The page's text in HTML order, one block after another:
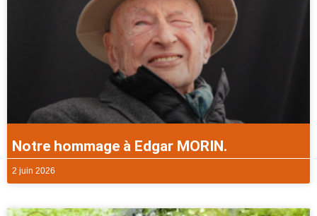
Notre hommage à Edgar MORIN.
2 juin 2026